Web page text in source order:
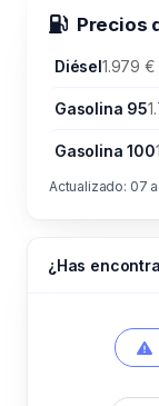
Precios
Diésel1.979 €
Gasolina 95
Gasolina 100
Actualizado: 07
¿Has